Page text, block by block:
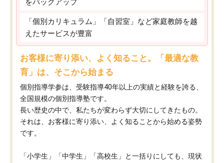
をバックアップ
「個別カリキュラム」「自習室」など家庭教師を越
えたサービスが豊富
お客様に寄り添い、よく知ること。「最適な教
育」は、そこから始まる
個別指導学参は、受験指導40年以上の実績と経験を誇る、
全国規模の個別指導塾です。
長い歴史の中で、私たちが変わらず大切にしてきたもの。
それは、お客様に寄り添い、よく知ることから始める姿勢
です。
「小学生」「中学生」「高校生」と一括りにしても、現状